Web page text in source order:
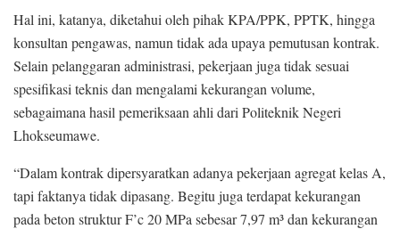
Hal ini, katanya, diketahui oleh pihak KPA/PPK, PPTK, hingga
konsultan pengawas, namun tidak ada upaya pemutusan kontrak.
Selain pelanggaran administrasi, pekerjaan juga tidak sesuai
spesifikasi teknis dan mengalami kekurangan volume,
sebagaimana hasil pemeriksaan ahli dari Politeknik Negeri
Lhokseumawe.
“Dalam kontrak dipersyaratkan adanya pekerjaan agregat kelas A,
tapi faktanya tidak dipasang. Begitu juga terdapat kekurangan
pada beton struktur F’c 20 MPa sebesar 7,97 m³ dan kekurangan